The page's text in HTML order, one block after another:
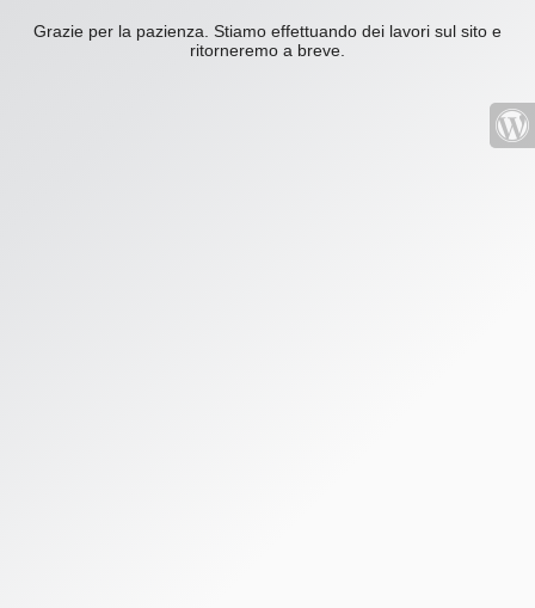
Grazie per la pazienza. Stiamo effettuando dei lavori sul sito e
ritorneremo a breve.